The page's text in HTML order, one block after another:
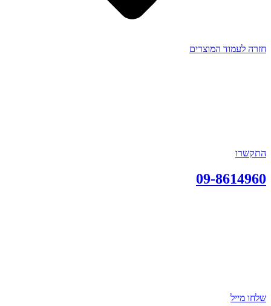
חזרה לעמוד המוצרים
התקשרו
09-8614960
שלחו מייל